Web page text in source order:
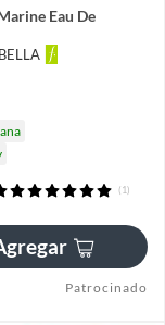
Eau De
(1)
Patrocinado